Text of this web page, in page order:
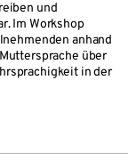
und
Im Workshop
anhand
über
in der